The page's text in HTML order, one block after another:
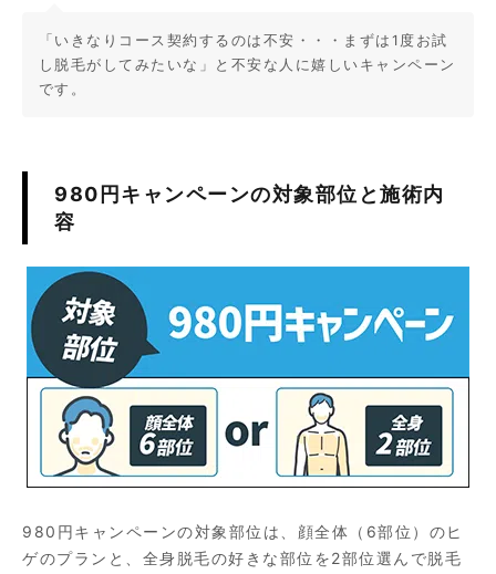
「いきなりコース契約するのは不安・・・まずは1度お試
し脱毛がしてみたいな」と不安な人に嬉しいキャンペーン
です。
980円キャンペーンの対象部位と施術内
容
980円キャンペーンの対象部位は、顔全体（6部位）のヒ
ゲのプランと、全身脱毛の好きな部位を2部位選んで脱毛